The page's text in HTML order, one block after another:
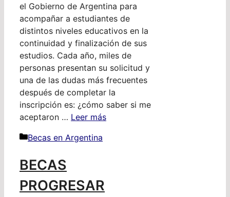
el Gobierno de Argentina para
acompañar a estudiantes de
distintos niveles educativos en la
continuidad y finalización de sus
estudios. Cada año, miles de
personas presentan su solicitud y
una de las dudas más frecuentes
después de completar la
inscripción es: ¿cómo saber si me
aceptaron … Leer más
Categorías
Becas en Argentina
BECAS
PROGRESAR